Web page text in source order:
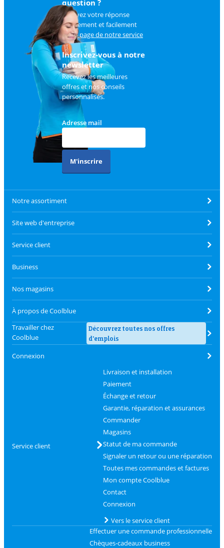
question ?
Trouvez votre réponse
rapidement et facilement
surla page de notre service
client.
Inscrivez-vous à notre
newsletter
Recevez les meilleures
offres et nos conseils
personnalisés.
Adresse mail
M'inscrire
Notre assortiment
Site web d'entreprise
Service client
Business
Nos magasins
À propos de Coolblue
Travailler chez
Coolblue
Découvrez toutes nos offres
d'emplois
Connexion
Service client
Livraison et installation
Paiement
Échange et retour
Garantie, réparation et assurances
Commander
Magasins
Statut de ma commande
Signaler un retour ou une réparation
Toutes mes commandes et factures
Mon compte Coolblue
Contact
Connexion
Vers le service client
Effectuer une commande professionnelle
Chèques-cadeaux business